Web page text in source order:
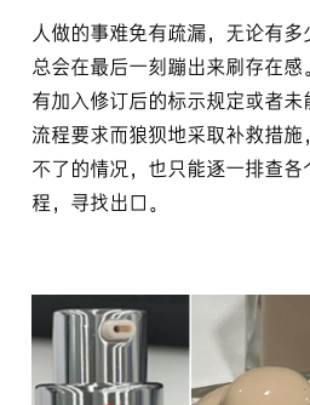
人做的事难免有疏漏，无论有
总会在最后一刻蹦出来刷存在
有加入修订后的标示规定或者
流程要求而狼狈地采取补救措施
不了的情况，也只能逐一排查各
程，寻找出口。